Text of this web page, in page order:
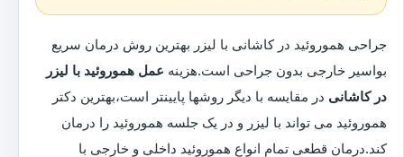
جراحی هموروئید در کاشانی با لیزر بهترین روش درمان سریع
بواسیر خارجی بدون جراحی است.هزینه عمل هموروئید با لیزر
در کاشانی در مقایسه با دیگر روشها پایینتر است،بهترین دکتر
هموروئید می تواند با لیزر و در یک جلسه هموروئید را درمان
کند.درمان قطعی تمام انواع هموروئید داخلی و خارجی با